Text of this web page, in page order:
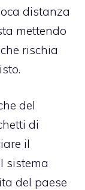
distanza
mettendo
rischia
del
di
il
sistema
del paese